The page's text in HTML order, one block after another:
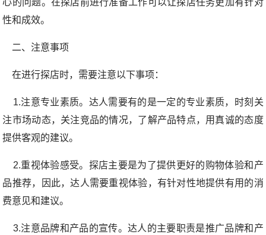
心的问题。在探店前进行准备工作可以让探店任务更加有针对
性和成效。
二、注意事项
在进行探店时，需要注意以下事项：
1.注意专业素质。达人需要有的是一定的专业素质，时刻关
注市场动态，关注竞品的情况，了解产品特点，用真诚的态度
提供客观的建议。
2.重视体验感受。探店主要是为了提供更好的购物体验和产
品推荐，因此，达人需要重视体验，有针对性地提供有用的消
费意见和建议。
3.注意品牌和产品的宣传。达人的主要职责是推广品牌和产